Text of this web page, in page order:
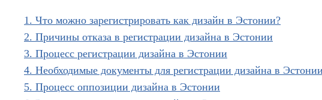
1. Что можно зарегистрировать как дизайн в Эстонии?
2. Причины отказа в регистрации дизайна в Эстонии
3. Процесс регистрации дизайна в Эстонии
4. Необходимые документы для регистрации дизайна в Эстонии
5. Процесс оппозиции дизайна в Эстонии